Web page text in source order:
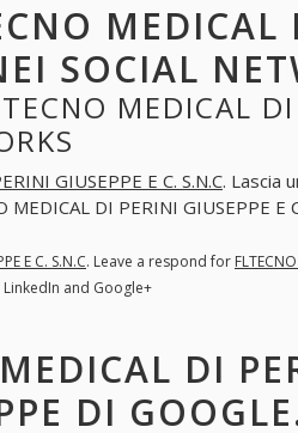
MEDICAL
SOCIAL
MEDICAL
GIUSEPPE E C. S.N.C. Lascia
MEDICAL DI PERINI GIUSEPPE E
E C. S.N.C. Leave a respond for
LinkedIn and Google+
DI
DI